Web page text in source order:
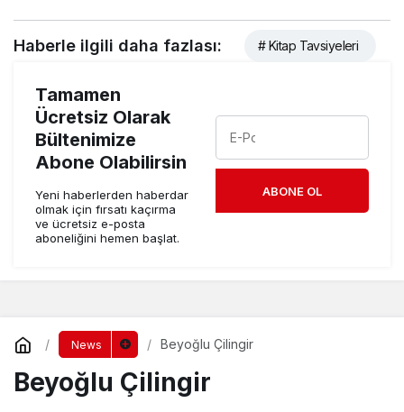
Haberle ilgili daha fazlası: # Kitap Tavsiyeleri
Tamamen
Ücretsiz Olarak
Bültenimize
Abone Olabilirsin
Yeni haberlerden haberdar
olmak için fırsatı kaçırma
ve ücretsiz e-posta
aboneliğini hemen başlat.
ABONE OL
News Beyoğlu Çilingir
Beyoğlu Çilingir